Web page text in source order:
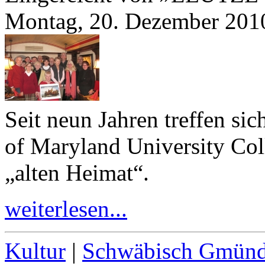
Montag, 20. Dezember
Seit neun Jahren treffen
of Maryland University
„alten Heimat“.
weiterlesen...
Kultur | Schwäbisch